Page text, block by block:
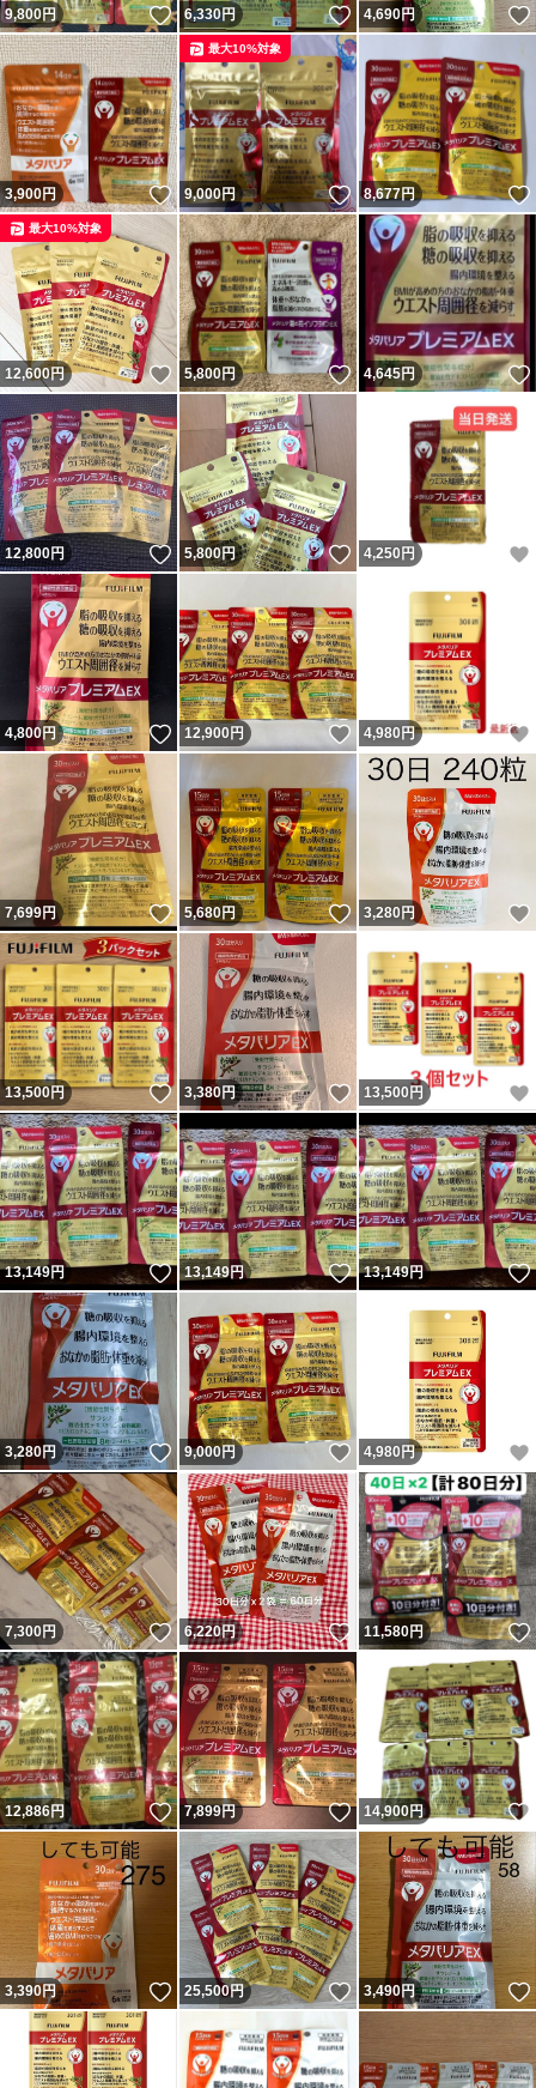
9,800円 いいね！
6,330円 いいね！
4,690円
3,900円 いいね！
9,000円 いいね！
最大10%対象
8,677円
12,600円 いいね！
最大10%対象
5,800円 いいね！
4,645円
12,800円 いいね！
5,800円 いいね！
4,250 円
4,800円 いいね！
12,900円 いいね！
4,980 円
7,699円 いいね！
5,680円 いいね！
3,280円
13,500円 いいね！
3,380円 いいね！
13,500 円
13,149円 いいね！
13,149円 いいね！
13,149円
3,280円 いいね！
9,000円 いいね！
4,980 円
7,300円 いいね！
6,220円 いいね！
11,580円
12,886円 いいね！
7,899円 いいね！
14,900円
3,390円 いいね！
25,500円 いいね！
3,490円